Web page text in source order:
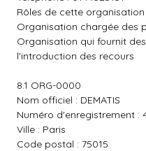
Rôles de cette organisation
Organisation chargée des
Organisation qui fournit
l'introduction des recours
8.1 ORG-0000
Nom officiel : DEMATIS
Numéro d'enregistrement :
Ville : Paris
Code postal : 75015